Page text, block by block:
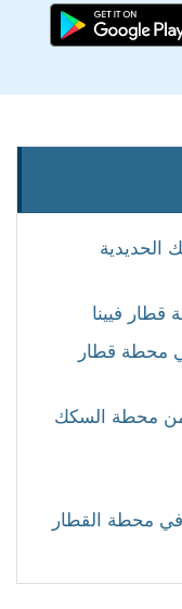
الحديدية
فيينا
محطة قطار
من محطة السكك
في محطة القطار